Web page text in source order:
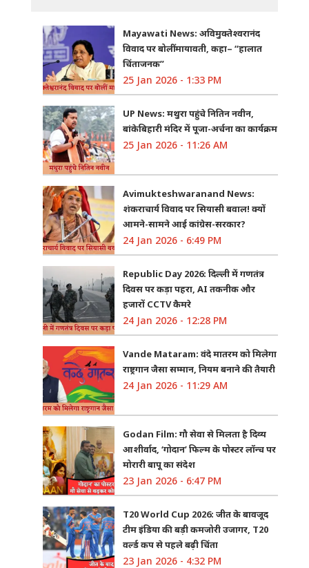
Mayawati News: अविमुक्तेश्वरानंद
विवाद पर बोलीं मायावती, कहा– “हालात
चिंताजनक”
25 Jan 2026 - 1:33 PM
UP News: मथुरा पहुंचे नितिन नवीन,
बांकेबिहारी मंदिर में पूजा-अर्चना का कार्यक्रम
25 Jan 2026 - 11:26 AM
Avimukteshwaranand News:
शंकराचार्य विवाद पर सियासी बवाल! क्यों
आमने-सामने आई कांग्रेस-सरकार?
24 Jan 2026 - 6:49 PM
Republic Day 2026: दिल्ली में गणतंत्र
दिवस पर कड़ा पहरा, AI तकनीक और
हजारों CCTV कैमरे
24 Jan 2026 - 12:28 PM
Vande Mataram: वंदे मातरम को मिलेगा
राष्ट्रगान जैसा सम्मान, नियम बनाने की तैयारी
24 Jan 2026 - 11:29 AM
Godan Film: गौ सेवा से मिलता है दिव्य
आशीर्वाद, ‘गोदान’ फिल्म के पोस्टर लॉन्च पर
मोरारी बापू का संदेश
23 Jan 2026 - 6:47 PM
T20 World Cup 2026: जीत के बावजूद
टीम इंडिया की बड़ी कमजोरी उजागर, T20
वर्ल्ड कप से पहले बढ़ी चिंता
23 Jan 2026 - 4:32 PM